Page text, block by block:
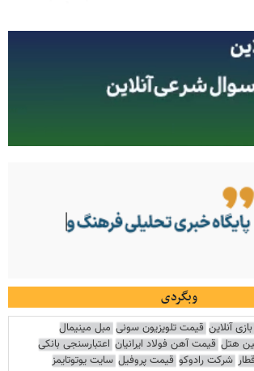
وبگردی
بازی آنلاین قیمت تلویزیون سونی مبل مینیمال
هتل قیمت آهن فولاد ایرانیان اعتبارسنجی بانکی
شرکت رادوکو قیمت پروفیل سایت یوتوتایمز